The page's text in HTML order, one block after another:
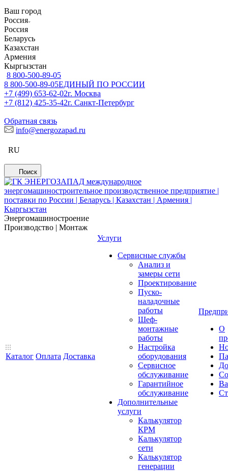
Ваш город
Россия
Россия
Беларусь
Казахстан
Армения
Кыргызстан
8 800-500-89-05
8 800-500-89-05ЕДИНЫЙ ПО РОССИИ
+7 (499) 653-62-02г. Москва
+7 (812) 425-35-42г. Санкт-Петербург
Обратная связь
info@energozapad.ru
RU
Поиск
Энергомашиностроение
Производство | Монтаж
Каталог Оплата Доставка
Услуги
Сервисные службы
Анализ и
замеры сети
Проектирование
Пуско-
наладочные
работы
Шеф-
монтажные
работы
Настройка
оборудования
Сервисное
обслуживание
Гарантийное
обслуживание
Дополнительные
услуги
Калькулятор
КРМ
Калькулятор
сети
Калькулятор
генерации
О